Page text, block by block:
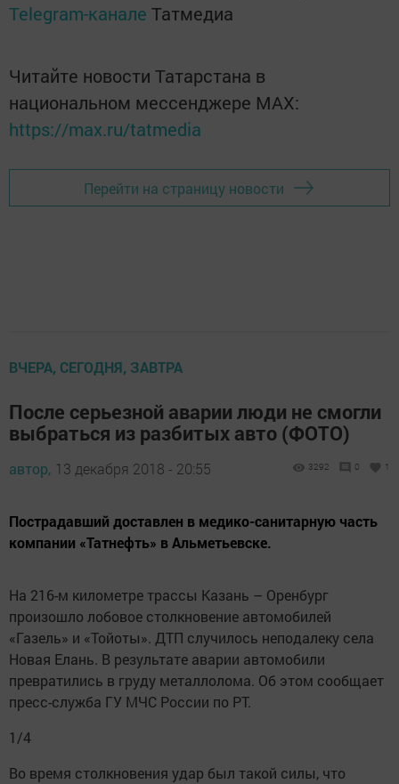
Telegram-канале Татмедиа
Читайте новости Татарстана в
национальном мессенджере MАХ:
https://max.ru/tatmedia
Перейти на страницу новости
ВЧЕРА, СЕГОДНЯ, ЗАВТРА
После серьезной аварии люди не смогли
выбраться из разбитых авто (ФОТО)
автор, 13 декабря 2018 - 20:55 3292 0 1
Пострадавший доставлен в медико-санитарную часть
компании «Татнефть» в Альметьевске.
На 216-м километре трассы Казань – Оренбург
произошло лобовое столкновение автомобилей
«Газель» и «Тойоты». ДТП случилось неподалеку села
Новая Елань. В результате аварии автомобили
превратились в груду металлолома. Об этом сообщает
пресс-служба ГУ МЧС России по РТ.
1/4
Во время столкновения удар был такой силы, что